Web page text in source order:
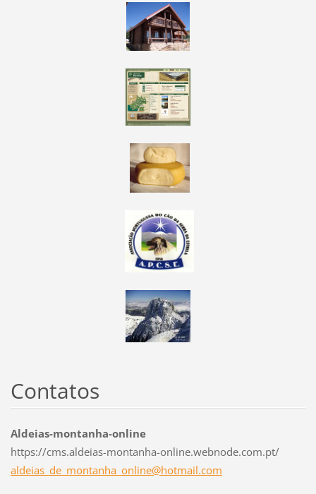
Contatos
Aldeias-montanha-online
https://cms.aldeias-montanha-online.webnode.com.pt/
aldeias_ de_montanha_online@hotmail.com